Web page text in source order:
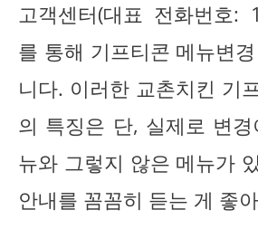
고객센터(대표 전화번호:
를 통해 기프티콘 메뉴변
니다. 이러한 교촌치킨 기
의 특징은 단, 실제로 변
뉴와 그렇지 않은 메뉴가
안내를 꼼꼼히 듣는 게 좋